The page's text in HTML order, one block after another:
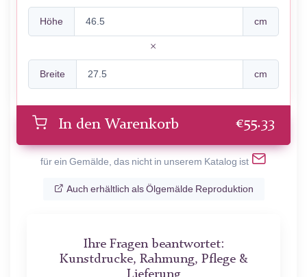
Höhe cm
Breite cm
In den Warenkorb €55.33
für ein Gemälde, das nicht in unserem Katalog ist
Auch erhältlich als Ölgemälde Reproduktion
Ihre Fragen beantwortet:
Kunstdrucke, Rahmung, Pflege &